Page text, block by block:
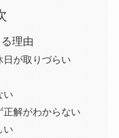
理由
日が取りづらい
い
解がわからない
い